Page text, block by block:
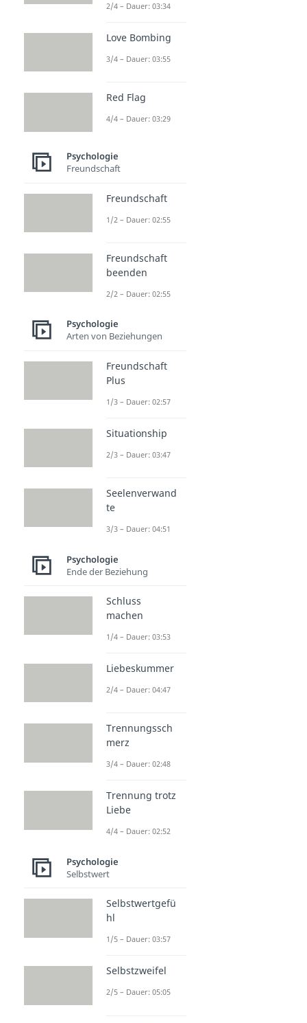
2/4 – Dauer: 03:34
Love Bombing
3/4 – Dauer: 03:55
Red Flag
4/4 – Dauer: 03:29
Psychologie
Freundschaft
Freundschaft
1/2 – Dauer: 02:55
Freundschaft
beenden
2/2 – Dauer: 02:55
Psychologie
Arten von Beziehungen
Freundschaft
Plus
1/3 – Dauer: 02:57
Situationship
2/3 – Dauer: 03:47
Seelenverwand
te
3/3 – Dauer: 04:51
Psychologie
Ende der Beziehung
Schluss
machen
1/4 – Dauer: 03:53
Liebeskummer
2/4 – Dauer: 04:47
Trennungssch
merz
3/4 – Dauer: 02:48
Trennung trotz
Liebe
4/4 – Dauer: 02:52
Psychologie
Selbstwert
Selbstwertgefü
hl
1/5 – Dauer: 03:57
Selbstzweifel
2/5 – Dauer: 05:05